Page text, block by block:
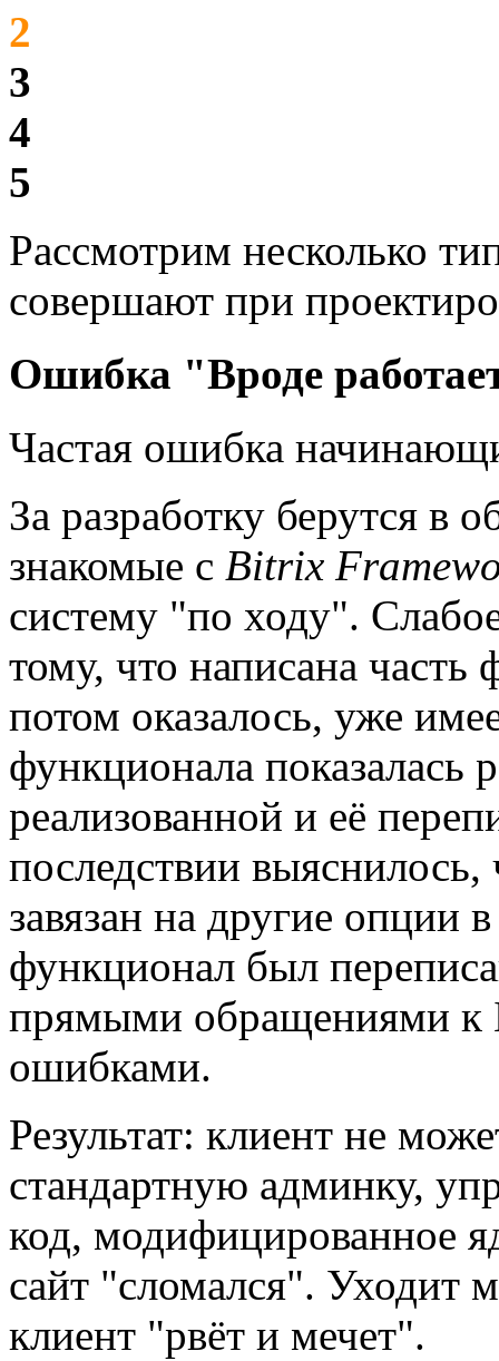
2
3
4
5
Рассмотрим несколько
совершают при
Ошибка "Вроде
Частая ошибка
За разработку берутся в
знакомые с Bitrix
систему "по ходу".
тому, что написана часть
потом оказалось, уже
функционала показалась
реализованной и её
последствии
завязан на другие опции
функционал был
прямыми обращениями к
ошибками.
Результат: клиент не
стандартную админку,
код, модифицированное
сайт "сломался". Уходит
клиент "рвёт и мечет".